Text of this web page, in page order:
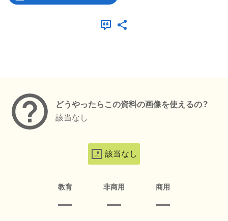
どうやったらこの資料の画像を使えるの？
該当なし
該当なし
教育 非商用 商用